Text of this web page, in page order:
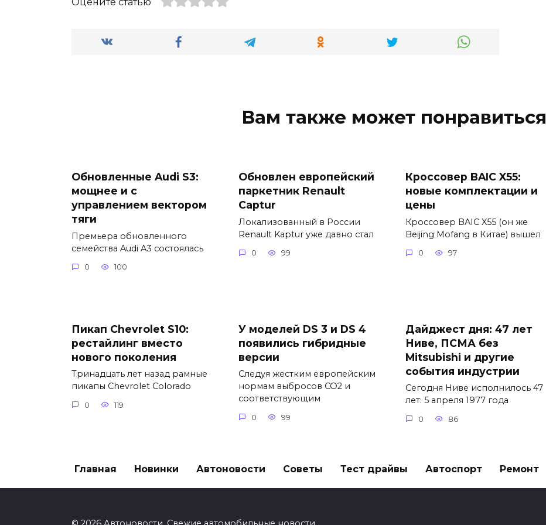
Вам также может понравиться
Обновленные Audi S3:
мощнее и с
управлением вектором
тяги
Премьера обновленного
семейства Audi A3 состоялась
0 100
Обновлен европейский
паркетник Renault
Captur
Локализованный в России
Renault Kaptur уже давно стал
0 99
Кроссовер BAIC X55:
новые комплектации и
цены
Кроссовер BAIC X55 (он же
Beijing Mofang в Китае) вышел
0 97
Пикап Chevrolet S10:
рестайлинг вместо
нового поколения
Тринадцать лет назад рамные
пикапы Chevrolet Colorado
0 119
У моделей DS 3 и DS 4
появились гибридные
версии
Следуя жестким европейским
нормам выбросов CO2 и
соответствующим
0 99
Дайджест дня: 47 лет
Ниве, ПСМА без
Mitsubishi и другие
события индустрии
Сегодня Ниве исполнилось 47
лет: 5 апреля 1977 года
0 86
Главная Новинки Автоновости Советы Тест драйвы Автоспорт Ремонт